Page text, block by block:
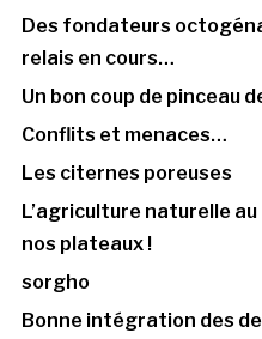
Des fondateurs
relais en cours…
Un bon coup de pinceau
Conflits et menaces…
Les citernes poreuses
L’agriculture naturelle
nos plateaux !
sorgho
Bonne intégration des